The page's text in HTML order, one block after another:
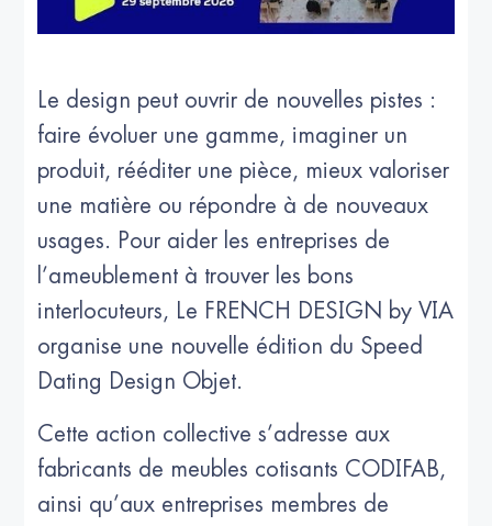
Le design peut ouvrir de nouvelles pistes :
faire évoluer une gamme, imaginer un
produit, rééditer une pièce, mieux valoriser
une matière ou répondre à de nouveaux
usages. Pour aider les entreprises de
l’ameublement à trouver les bons
interlocuteurs, Le FRENCH DESIGN by VIA
organise une nouvelle édition du Speed
Dating Design Objet.
Cette action collective s’adresse aux
fabricants de meubles cotisants CODIFAB,
ainsi qu’aux entreprises membres de